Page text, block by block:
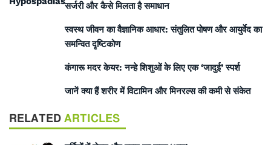
सर्जरी और कैसे मिलता है समाधान
स्वस्थ जीवन का वैज्ञानिक आधार: संतुलित पोषण और आयुर्वेद का
समन्वित दृष्टिकोण
कंगारू मदर केयर: नन्हे शिशुओं के लिए एक ‘जादुई’ स्पर्श
जानें क्या हैं शरीर में विटामिन और मिनरल्स की कमी से संकेत
RELATED ARTICLES